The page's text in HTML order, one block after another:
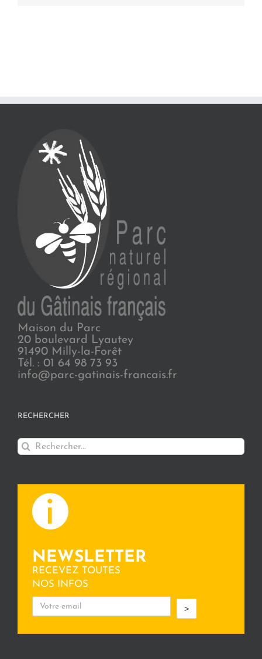
Maison du Parc
20 boulevard Lyautey
91490 Milly-la-Forêt
Tél. : 01 64 98 73 93
info@parc-gatinais-francais.fr
RECHERCHER
Rechercher:
NEWSLETTER
RECEVEZ TOUTES
NOS INFOS
>